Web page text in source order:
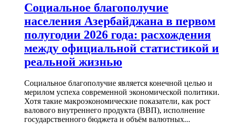
Социальное благополучие
населения Азербайджана в первом
полугодии 2026 года: расхождения
между официальной статистикой и
реальной жизнью
Социальное благополучие является конечной целью и
мерилом успеха современной экономической политики.
Хотя такие макроэкономические показатели, как рост
валового внутреннего продукта (ВВП), исполнение
государственного бюджета и объём валютных...